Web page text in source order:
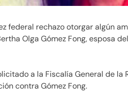
federal rechazo otorgar algún
Olga Gómez Fong, esposa
a la Fiscalía General de la
contra Gómez Fong.